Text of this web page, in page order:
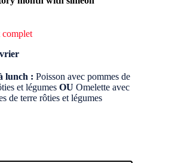
complet
lunch : Poisson avec pommes de
et légumesOU Omelette avec
de terre rôties et légumes